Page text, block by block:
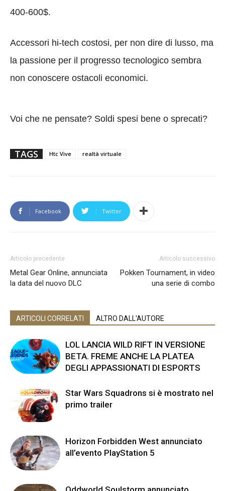
400-600$.
Accessori hi-tech costosi, per non dire di lusso, ma
la passione per il progresso tecnologico sembra
non conoscere ostacoli economici.
Voi che ne pensate? Soldi spesi bene o sprecati?
TAGS Htc Vive realtà virtuale
Facebook Twitter
Articolo precedente
Metal Gear Online, annunciata
la data del nuovo DLC
Articolo successivo
Pokken Tournament, in video
una serie di combo
ARTICOLI CORRELATI ALTRO DALL'AUTORE
LOL LANCIA WILD RIFT IN VERSIONE
BETA. FREME ANCHE LA PLATEA
DEGLI APPASSIONATI DI ESPORTS
Star Wars Squadrons si è mostrato nel
primo trailer
Horizon Forbidden West annunciato
all’evento PlayStation 5